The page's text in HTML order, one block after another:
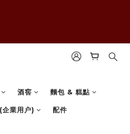
酒窖 麵包 & 糕點
業用户) 配件